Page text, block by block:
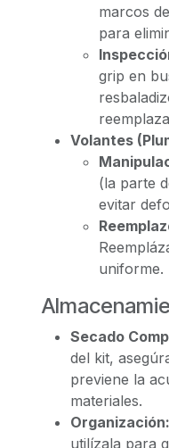
marcos
para
grip en
Volantes
(la parte
evitar
uniforme.
Secado
del kit,
previene la
materiales.
Organización:
utilízala para